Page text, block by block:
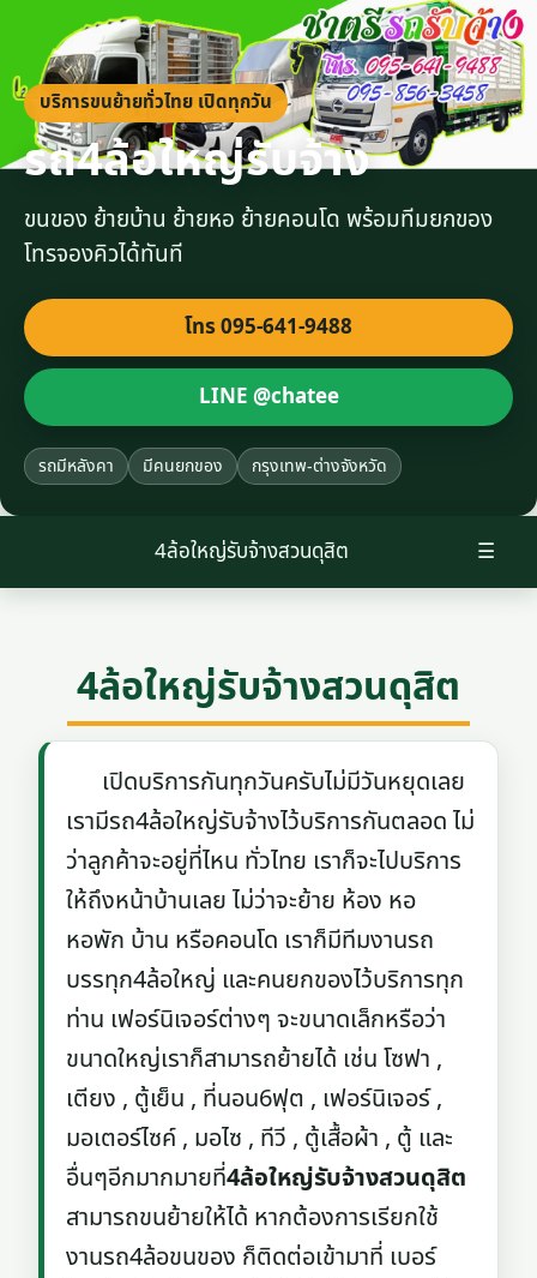
บริการขนย้ายทั่วไทย เปิดทุกวัน
รถ4ล้อใหญ่รับจ้าง
ขนของ ย้ายบ้าน ย้ายหอ ย้ายคอนโด พร้อมทีมยกของ
โทรจองคิวได้ทันที
โทร 095-641-9488
LINE @chatee
รถมีหลังคา มีคนยกของ กรุงเทพ-ต่างจังหวัด
☰
4ล้อใหญ่รับจ้างสวนดุสิต
4ล้อใหญ่รับจ้างสวนดุสิต
เปิดบริการกันทุกวันครับไม่มีวันหยุดเลย
เรามีรถ4ล้อใหญ่รับจ้างไว้บริการกันตลอด ไม่
ว่าลูกค้าจะอยู่ที่ไหน ทั่วไทย เราก็จะไปบริการ
ให้ถึงหน้าบ้านเลย ไม่ว่าจะย้าย ห้อง หอ
หอพัก บ้าน หรือคอนโด เราก็มีทีมงานรถ
บรรทุก4ล้อใหญ่ และคนยกของไว้บริการทุก
ท่าน เฟอร์นิเจอร์ต่างๆ จะขนาดเล็กหรือว่า
ขนาดใหญ่เราก็สามารถย้ายได้ เช่น โซฟา ,
เตียง , ตู้เย็น , ที่นอน6ฟุต , เฟอร์นิเจอร์ ,
มอเตอร์ไซค์ , มอไซ , ทีวี , ตู้เสื้อผ้า , ตู้ และ
อื่นๆอีกมากมายที่4ล้อใหญ่รับจ้างสวนดุสิต
สามารถขนย้ายให้ได้ หากต้องการเรียกใช้
งานรถ4ล้อขนของ ก็ติดต่อเข้ามาที่ เบอร์